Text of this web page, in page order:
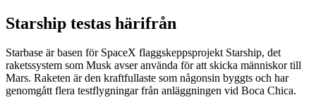
Starship testas härifrån
Starbase är basen för SpaceX flaggskeppsprojekt Starship, det
raketssystem som Musk avser använda för att skicka människor till
Mars. Raketen är den kraftfullaste som någonsin byggts och har
genomgått flera testflygningar från anläggningen vid Boca Chica.